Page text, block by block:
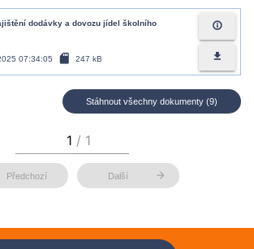
dodávky a dovozu jídel školního
07:34:05 sd_card 247 kB
info_outline
file_download
Stáhnout všechny dokumenty (9)
Předchozí Další arrow_forward